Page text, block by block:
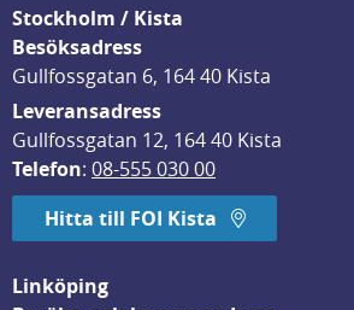
Stockholm / Kista
Besöksadress
Gullfossgatan 6, 164 40 Kista
Leveransadress
Gullfossgatan 12, 164 40 Kista
Telefon: 08-555 030 00
Hitta till FOI Kista
Linköping